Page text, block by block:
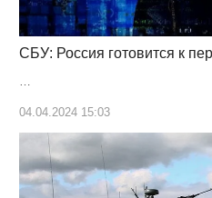
СБУ: Россия готовится к
04.04.2024 15:03